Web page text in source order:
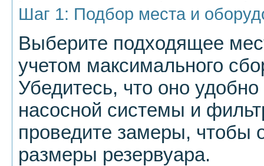
Шаг 1: Подбор места и
Выберите подходящее
учетом максимального
Убедитесь, что оно
насосной системы и
проведите замеры, чтобы
размеры резервуара.